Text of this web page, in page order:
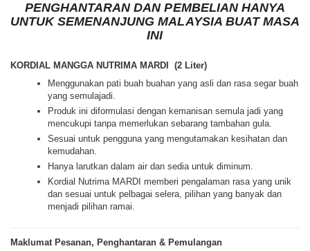
PENGHANTARAN DAN PEMBELIAN HANYA
UNTUK SEMENANJUNG MALAYSIA BUAT MASA
INI
KORDIAL MANGGA NUTRIMA MARDI (2 Liter)
Menggunakan pati buah buahan yang asli dan rasa segar buah
yang semulajadi.
Produk ini diformulasi dengan kemanisan semula jadi yang
mencukupi tanpa memerlukan sebarang tambahan gula.
Sesuai untuk pengguna yang mengutamakan kesihatan dan
kemudahan.
Hanya larutkan dalam air dan sedia untuk diminum.
Kordial Nutrima MARDI memberi pengalaman rasa yang unik
dan sesuai untuk pelbagai selera, pilihan yang banyak dan
menjadi pilihan ramai.
Maklumat Pesanan, Penghantaran & Pemulangan